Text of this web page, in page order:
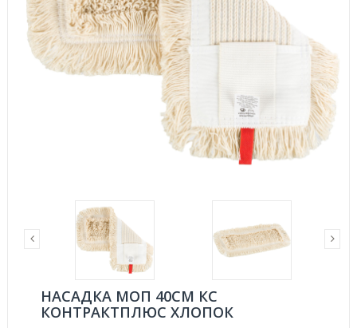
НАСАДКА МОП 40СМ КС
КОНТРАКТПЛЮС ХЛОПОК